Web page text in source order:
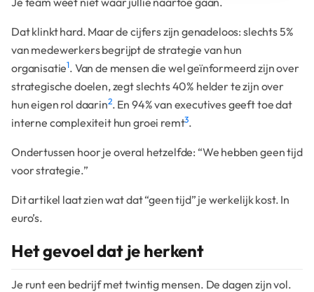
Dat klinkt hard. Maar de cijfers zijn genadeloos: slechts 5%
van medewerkers begrijpt de strategie van hun
organisatie1. Van de mensen die wel geïnformeerd zijn over
strategische doelen, zegt slechts 40% helder te zijn over
hun eigen rol daarin2. En 94% van executives geeft toe dat
interne complexiteit hun groei remt3.
Ondertussen hoor je overal hetzelfde: “We hebben geen tijd
voor strategie.”
Dit artikel laat zien wat dat “geen tijd” je werkelijk kost. In
euro’s.
Het gevoel dat je herkent
Je runt een bedrijf met twintig mensen. De dagen zijn vol.